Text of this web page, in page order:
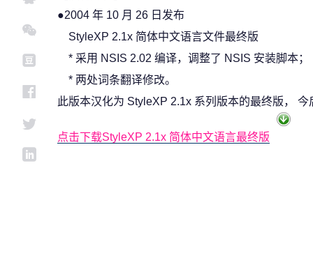
●2004 年 10 月 26 日发布
StyleXP 2.1x 简体中文语言文件最终版
* 采用 NSIS 2.02 编译，调整了 NSIS 安装脚本；
* 两处词条翻译修改。
此版本汉化为 StyleXP 2.1x 系列版本的最终版，
点击下载StyleXP 2.1x 简体中文语言最终版